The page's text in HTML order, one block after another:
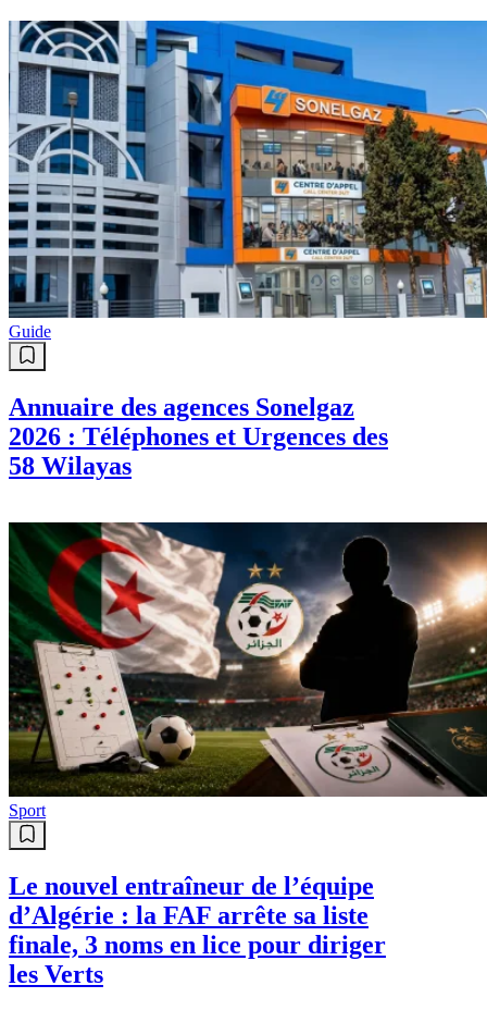
Guide
Annuaire des agences Sonelgaz
2026 : Téléphones et Urgences des
58 Wilayas
Sport
Le nouvel entraîneur de l’équipe
d’Algérie : la FAF arrête sa liste
finale, 3 noms en lice pour diriger
les Verts